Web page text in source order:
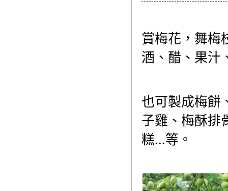
賞梅花，舞梅
酒、醋、果汁
也可製成梅餅
子雞、梅酥排
糕...等。